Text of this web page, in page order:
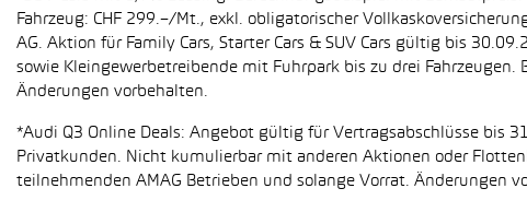
Fahrzeug: CHF 299.–/Mt., exkl. obligatorischer
AG. Aktion für Family Cars, Starter Cars & SUV Cars gültig bis
sowie Kleingewerbetreibende mit Fuhrpark bis zu drei
Änderungen vorbehalten.
*Audi Q3 Online Deals: Angebot gültig für Vertragsabschlüsse bis
Privatkunden. Nicht kumulierbar mit anderen Aktionen oder
teilnehmenden AMAG Betrieben und solange Vorrat. Änderungen